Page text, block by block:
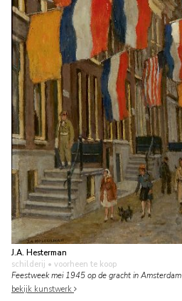
J.A. Hesterman
schilderij • voorheen te koop
Feestweek mei 1945 op de gracht in Amsterdam
bekijk kunstwerk